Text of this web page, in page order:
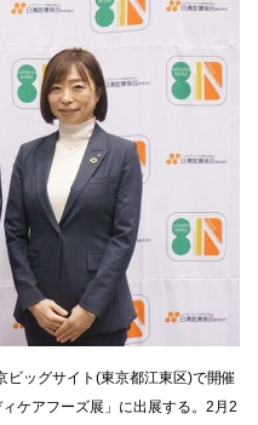
ビッグサイト(東京都江東区)で開催
ケアフーズ展」に出展する。2月2